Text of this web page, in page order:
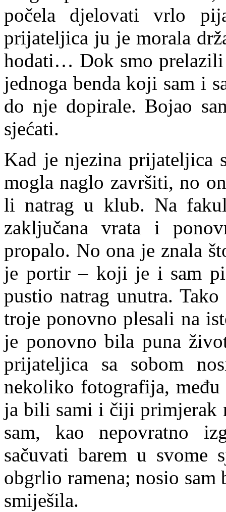
počela djelovati vrlo
prijateljica ju je morala
hodati… Dok smo prelazili
jednoga benda koji sam i
do nje dopirale. Bojao
sjećati.
Kad je njezina prijateljica
mogla naglo završiti, no
li natrag u klub. Na
zaključana vrata i
propalo. No ona je znala
je portir – koji je i sam
pustio natrag unutra.
troje ponovno plesali na
je ponovno bila puna
prijateljica sa sobom
nekoliko fotografija,
ja bili sami i čiji primjerak
sam, kao nepovratno
sačuvati barem u svome
obgrlio ramena; nosio
smiješila.